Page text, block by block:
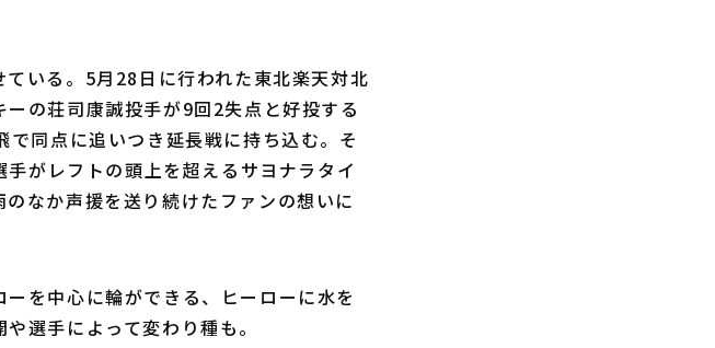
いる。5月28日に行われた東北楽天対北
の荘司康誠投手が9回2失点と好投する
同点に追いつき延長戦に持ち込む。そ
がレフトの頭上を超えるサヨナラタイ
なか声援を送り続けたファンの想いに
を中心に輪ができる、ヒーローに水を
選手によって変わり種も。